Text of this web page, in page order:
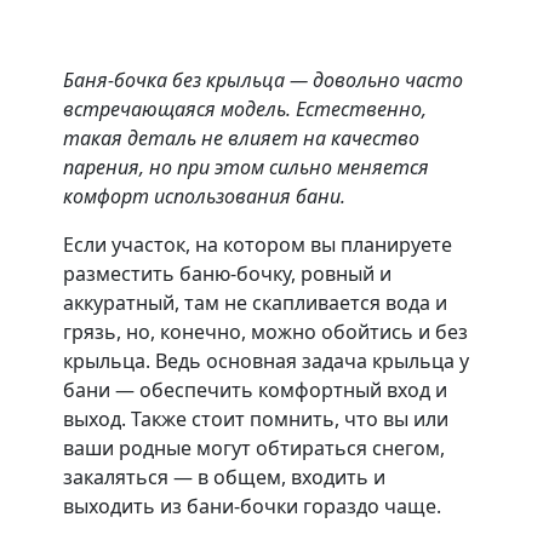
Баня-бочка без крыльца — довольно часто
встречающаяся модель. Естественно,
такая деталь не влияет на качество
парения, но при этом сильно меняется
комфорт использования бани.
Если участок, на котором вы планируете
разместить баню-бочку, ровный и
аккуратный, там не скапливается вода и
грязь, но, конечно, можно обойтись и без
крыльца. Ведь основная задача крыльца у
бани — обеспечить комфортный вход и
выход. Также стоит помнить, что вы или
ваши родные могут обтираться снегом,
закаляться — в общем, входить и
выходить из бани-бочки гораздо чаще.